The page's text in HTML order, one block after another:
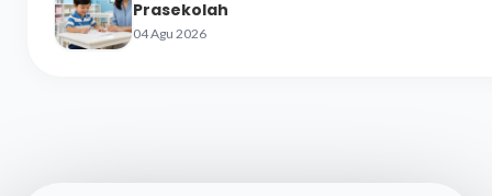
Prasekolah
04 Agu 2026